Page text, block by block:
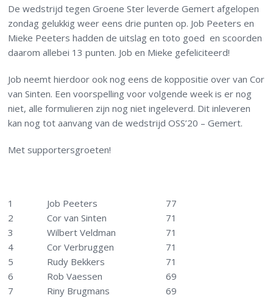
De wedstrijd tegen Groene Ster leverde Gemert afgelopen
zondag gelukkig weer eens drie punten op. Job Peeters en
Mieke Peeters hadden de uitslag en toto goed en scoorden
daarom allebei 13 punten. Job en Mieke gefeliciteerd!
Job neemt hierdoor ook nog eens de koppositie over van Cor
van Sinten. Een voorspelling voor volgende week is er nog
niet, alle formulieren zijn nog niet ingeleverd. Dit inleveren
kan nog tot aanvang van de wedstrijd OSS’20 – Gemert.
Met supportersgroeten!
1 Job Peeters
77
2
Cor van Sinten
71
3
Wilbert Veldman
71
4
Cor Verbruggen
71
5
Rudy Bekkers
71
6
Rob Vaessen
69
7
Riny Brugmans
69